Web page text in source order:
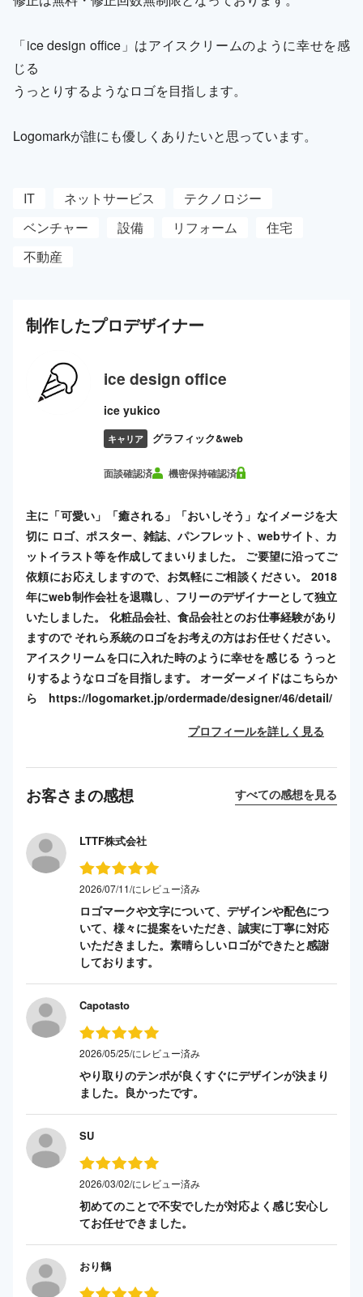
「ice design office」はアイスクリームのように幸せを感
じる
うっとりするようなロゴを目指します。
Logomarkが誰にも優しくありたいと思っています。
IT ネットサービス
テクノロジー
ベンチャー
設備 リフォーム
住宅
不動産
制作したプロデザイナー
ice design office
ice yukico
キャリア グラフィック&web
面談確認済 機密保持確認済
主に「可愛い」「癒される」「おいしそう」なイメージを大
切に ロゴ、ポスター、雑誌、パンフレット、webサイト、カ
ットイラスト等を作成してまいりました。 ご要望に沿ってご
依頼にお応えしますので、お気軽にご相談ください。 2018
年にweb制作会社を退職し、フリーのデザイナーとして独立
いたしました。 化粧品会社、食品会社とのお仕事経験があり
ますので それら系統のロゴをお考えの方はお任せください。
アイスクリームを口に入れた時のように幸せを感じる うっと
りするようなロゴを目指します。 オーダーメイドはこちらか
ら https://logomarket.jp/ordermade/designer/46/detail/
プロフィールを詳しく見る
お客さまの感想 すべての感想を見る
LTTF株式会社
2026/07/11/にレビュー済み
ロゴマークや文字について、デザインや配色につ
いて、様々に提案をいただき、誠実に丁寧に対応
いただきました。素晴らしいロゴができたと感謝
しております。
Capotasto
2026/05/25/にレビュー済み
やり取りのテンポが良くすぐにデザインが決まり
ました。良かったです。
SU
2026/03/02/にレビュー済み
初めてのことで不安でしたが対応よく感じ安心し
てお任せできました。
おり鶴